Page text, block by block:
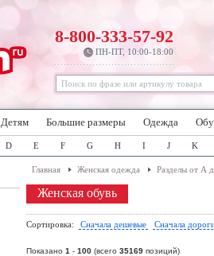
8-800-333-57-92
ПН-ПТ, 10:00-18:00
Детям Большие размеры Одежда
D E F G H I J K
Главная Женская одежда Разделы от А
Женская обувь
Сортировка: Сначала дешевые Сначала
Показано 1 - 100 (всего 35169 позиций)